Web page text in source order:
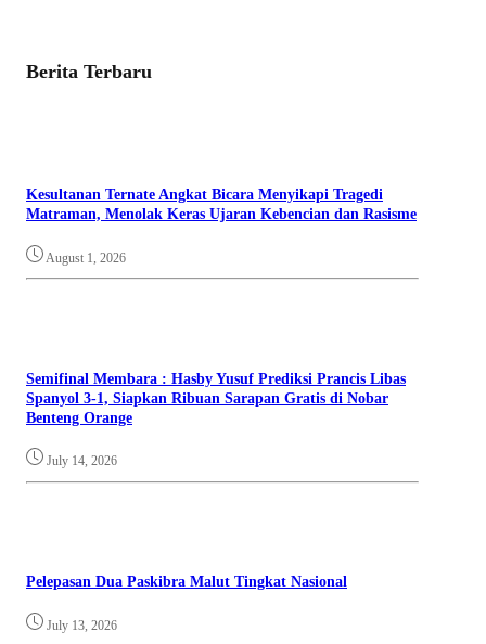
Berita Terbaru
Kesultanan Ternate Angkat Bicara Menyikapi Tragedi
Matraman, Menolak Keras Ujaran Kebencian dan Rasisme
August 1, 2026
Semifinal Membara : Hasby Yusuf Prediksi Prancis Libas
Spanyol 3-1, Siapkan Ribuan Sarapan Gratis di Nobar
Benteng Orange
July 14, 2026
Pelepasan Dua Paskibra Malut Tingkat Nasional
July 13, 2026